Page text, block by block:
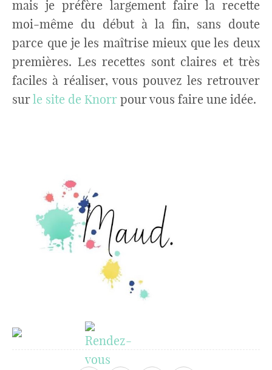
mais je préfère largement faire la recette
moi-même du début à la fin, sans doute
parce que je les maîtrise mieux que les deux
premières. Les recettes sont claires et très
faciles à réaliser, vous pouvez les retrouver
surle site de Knorr pour vous faire une idée.